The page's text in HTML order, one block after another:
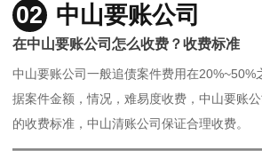
02 中山要账公司
在中山要账公司怎么收费？收费标准
中山要账公司一般追债案件费用在20%~50%
据案件金额，情况，难易度收费，中山要账
的收费标准，中山清账公司保证合理收费。